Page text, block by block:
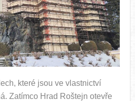
které jsou ve vlastnictví
Zatímco Hrad Roštejn otevře